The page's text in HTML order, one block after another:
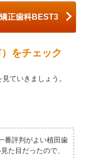
正歯科BEST3
をチェック
ていきましょう。
番評判がよい植田歯
た目だったので、